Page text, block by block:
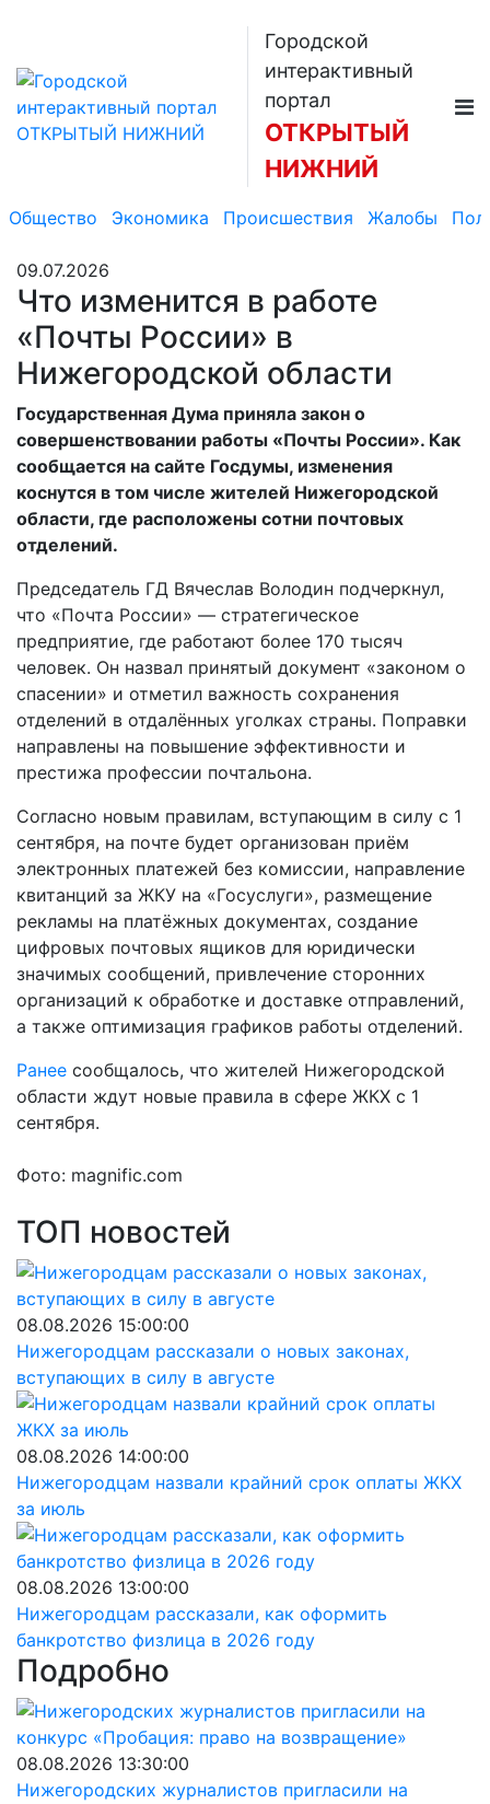
Городской
интерактивный
портал
ОТКРЫТЫЙ
НИЖНИЙ
Общество Экономика Происшествия Жалобы
09.07.2026
Что изменится в работе
«Почты России» в
Нижегородской области
Государственная Дума приняла закон о
совершенствовании работы «Почты России». Как
сообщается на сайте Госдумы, изменения
коснутся в том числе жителей Нижегородской
области, где расположены сотни почтовых
отделений.
Председатель ГД Вячеслав Володин подчеркнул,
что «Почта России» — стратегическое
предприятие, где работают более 170 тысяч
человек. Он назвал принятый документ «законом о
спасении» и отметил важность сохранения
отделений в отдалённых уголках страны. Поправки
направлены на повышение эффективности и
престижа профессии почтальона.
Согласно новым правилам, вступающим в силу с 1
сентября, на почте будет организован приём
электронных платежей без комиссии, направление
квитанций за ЖКУ на «Госуслуги», размещение
рекламы на платёжных документах, создание
цифровых почтовых ящиков для юридически
значимых сообщений, привлечение сторонних
организаций к обработке и доставке отправлений,
а также оптимизация графиков работы отделений.
Ранее сообщалось, что жителей Нижегородской
области ждут новые правила в сфере ЖКХ с 1
сентября.
Фото: magnific.com
ТОП новостей
08.08.2026 15:00:00
Нижегородцам рассказали о новых законах,
вступающих в силу в августе
08.08.2026 14:00:00
Нижегородцам назвали крайний срок оплаты ЖКХ
за июль
08.08.2026 13:00:00
Нижегородцам рассказали, как оформить
банкротство физлица в 2026 году
Подробно
08.08.2026 13:30:00
Нижегородских журналистов пригласили на